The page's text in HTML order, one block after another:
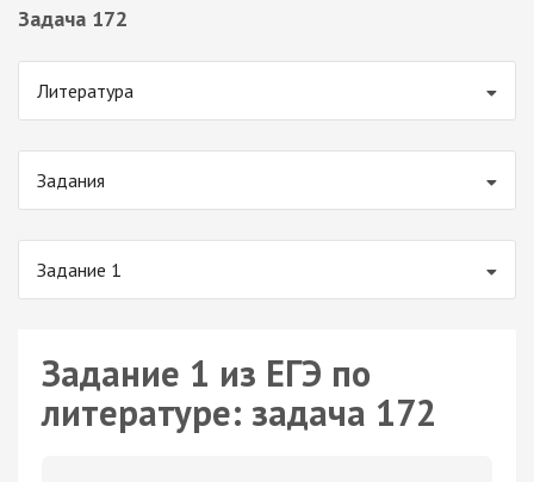
Задача 172
Литература
Задания
Задание 1
Задание 1 из ЕГЭ по
литературе: задача 172